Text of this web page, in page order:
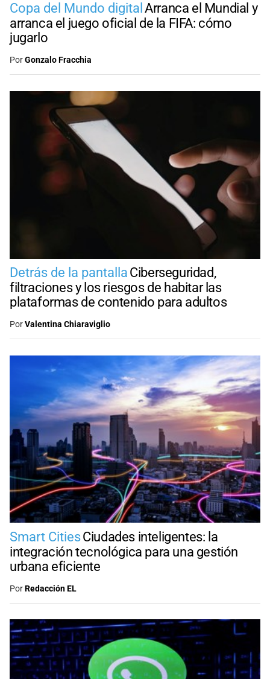
Copa del Mundo digital Arranca el Mundial y
arranca el juego oficial de la FIFA: cómo
jugarlo
PorGonzalo Fracchia
Detrás de la pantalla Ciberseguridad,
filtraciones y los riesgos de habitar las
plataformas de contenido para adultos
PorValentina Chiaraviglio
Smart CitiesCiudades inteligentes: la
integración tecnológica para una gestión
urbana eficiente
PorRedacción EL